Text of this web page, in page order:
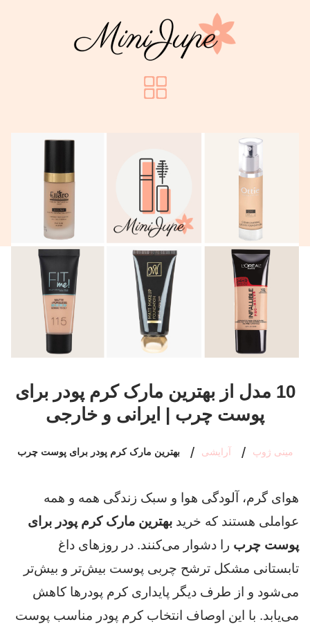
10 مدل از بهترین مارک کرم پودر برای
پوست چرب | ایرانی و خارجی
مینی ژوپ آرایشی بهترین مارک کرم پودر برای پوست چرب
هوای گرم، آلودگی هوا و سبک زندگی همه و همه
عواملی هستند که خرید بهترین مارک کرم پودر برای
پوست چرب را دشوار می‌کنند. در روزهای داغ
تابستانی مشکل ترشح چربی پوست بیش‌تر و بیش‌تر
می‌شود و از طرف دیگر پایداری کرم‌ پودرها کاهش
می‌یابد. با این اوصاف انتخاب کرم پودر مناسب پوست